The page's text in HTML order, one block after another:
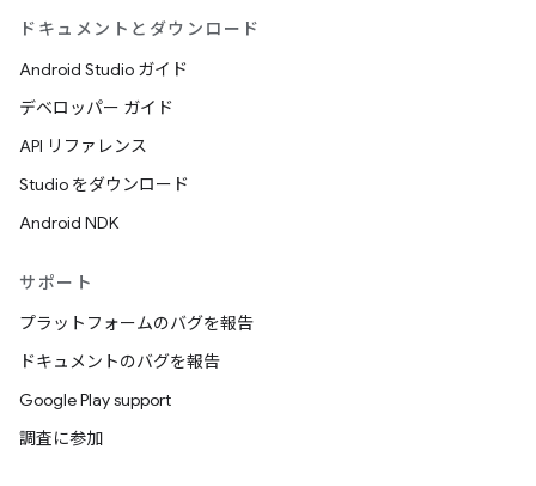
ドキュメントとダウンロード
Android Studio ガイド
デベロッパー ガイド
API リファレンス
Studio をダウンロード
Android NDK
サポート
プラットフォームのバグを報告
ドキュメントのバグを報告
Google Play support
調査に参加